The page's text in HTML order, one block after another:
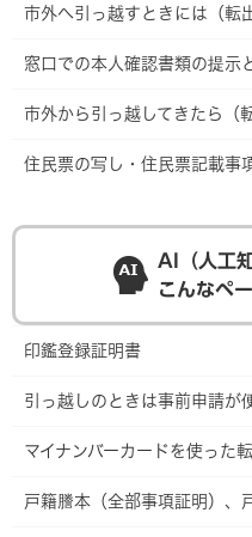
市外へ引っ越すときには（転
窓口での本人確認書類の提示
市外から引っ越してきたら（
住民票の写し・住民票記載事
AI（人工
こんなペ
印鑑登録証明書
引っ越しのときは事前申請が
マイナンバーカードを使った
戸籍謄本（全部事項証明）、